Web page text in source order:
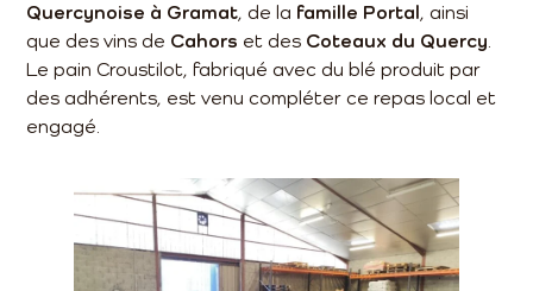
Quercynoise à Gramat, de la famille Portal, ainsi
que des vins de Cahors et des Coteaux du Quercy.
Le pain Croustilot, fabriqué avec du blé produit par
des adhérents, est venu compléter ce repas local et
engagé.